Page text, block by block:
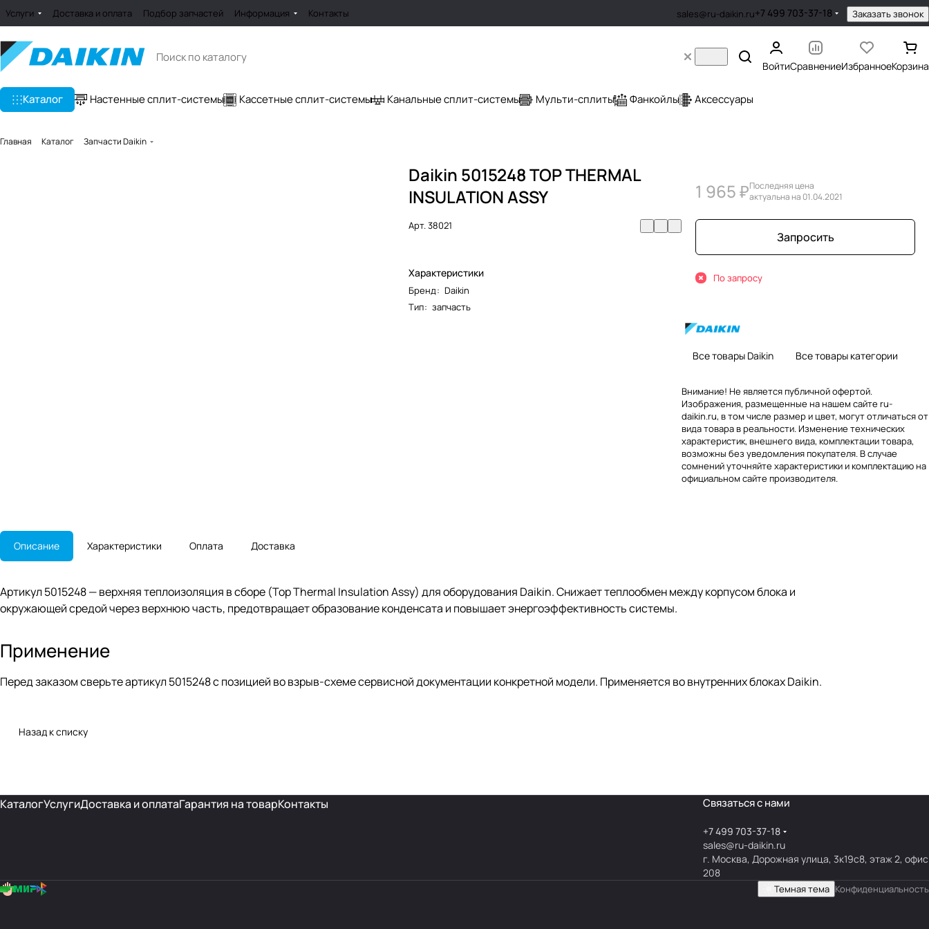
Услуги Доставка и оплата Подбор запчастей Информация Контакты sales@ru-daikin.ru+7 499 703-37-18 Заказать звонок
ВойтиСравнениеИзбранноеКорзина
Каталог Настенные сплит-системы Кассетные сплит-системы Канальные сплит-системы Мульти-сплиты Фанкойлы Аксессуары
Главная Каталог Запчасти Daikin
Daikin 5015248 TOP THERMAL
INSULATION ASSY
Арт.38021
Характеристики
Бренд: Daikin
Тип: запчасть
1 965 ₽Последняя цена
актуальна на 01.04.2021
Запросить
По запросу
Все товары Daikin Все товары категории
Внимание! Не является публичной офертой.
Изображения, размещенные на нашем сайте ru-
daikin.ru, в том числе размер и цвет, могут отличаться от
вида товара в реальности. Изменение технических
характеристик, внешнего вида, комплектации товара,
возможны без уведомления покупателя. В случае
сомнений уточняйте характеристики и комплектацию на
официальном сайте производителя.
Описание Характеристики Оплата Доставка
Артикул 5015248 — верхняя теплоизоляция в сборе (Top Thermal Insulation Assy) для оборудования Daikin. Снижает теплообмен между корпусом блока и
окружающей средой через верхнюю часть, предотвращает образование конденсата и повышает энергоэффективность системы.
Применение
Перед заказом сверьте артикул 5015248 с позицией во взрыв-схеме сервисной документации конкретной модели. Применяется во внутренних блоках Daikin.
Назад к списку
КаталогУслугиДоставка и оплатаГарантия на товарКонтакты Связаться с нами
+7 499 703-37-18
sales@ru-daikin.ru
г. Москва, Дорожная улица, 3к19с8, этаж 2, офис
208
Темная тема Конфиденциальность